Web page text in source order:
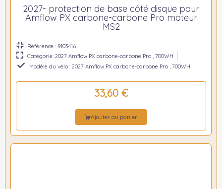
2027- protection de base côté disque pour
Amflow PX carbone-carbone Pro moteur
MS2
Référence : 9103416
Catégorie: 2027 Amflow PX carbone-carbone Pro , 700WH
Modèle du vélo : 2027 Amflow PX carbone-carbone Pro , 700WH
33,60 €
Ajouter au panier